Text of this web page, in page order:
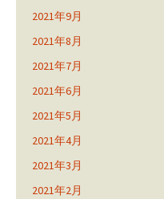
2021年9月
2021年8月
2021年7月
2021年6月
2021年5月
2021年4月
2021年3月
2021年2月